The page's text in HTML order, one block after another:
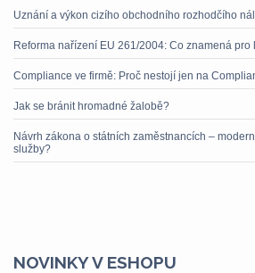
Uznání a výkon cizího obchodního rozhodčího
Reforma nařízení EU 261/2004: Co znamená pro
Compliance ve firmě: Proč nestojí jen na
Jak se bránit hromadné žalobě?
Návrh zákona o státních zaměstnancích –
služby?
NOVINKY V ESHOPU